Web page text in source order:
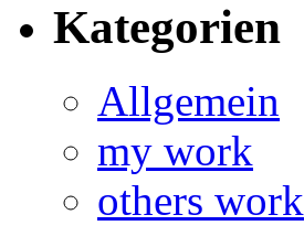
Kategorien
Allgemein
my work
others work